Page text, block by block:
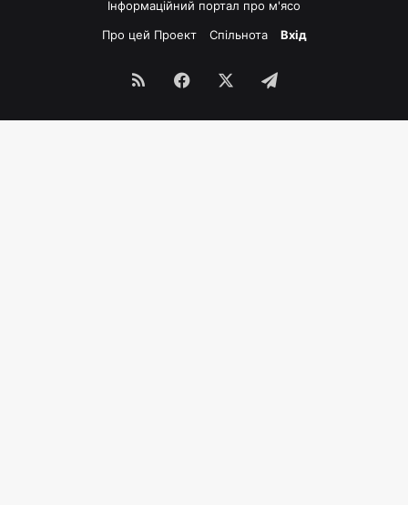
Інформаційний портал про м'ясо
Про цей Проект
Спільнота Вхід
RSS Facebook